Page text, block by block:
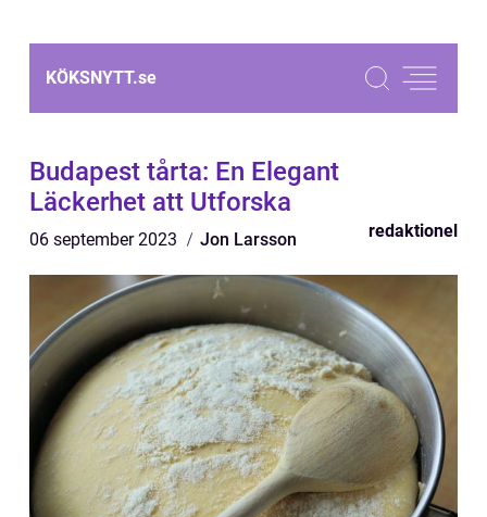
KÖKSNYTT.se
Budapest tårta: En Elegant
Läckerhet att Utforska
06 september 2023 Jon Larsson redaktionel